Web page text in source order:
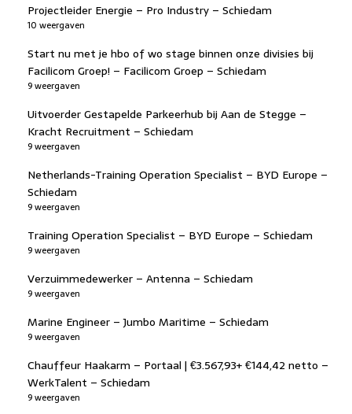
Projectleider Energie – Pro Industry – Schiedam
10 weergaven
Start nu met je hbo of wo stage binnen onze divisies bij
Facilicom Groep! – Facilicom Groep – Schiedam
9 weergaven
Uitvoerder Gestapelde Parkeerhub bij Aan de Stegge –
Kracht Recruitment – Schiedam
9 weergaven
Netherlands-Training Operation Specialist – BYD Europe –
Schiedam
9 weergaven
Training Operation Specialist – BYD Europe – Schiedam
9 weergaven
Verzuimmedewerker – Antenna – Schiedam
9 weergaven
Marine Engineer – Jumbo Maritime – Schiedam
9 weergaven
Chauffeur Haakarm – Portaal | €3.567,93+ €144,42 netto –
WerkTalent – Schiedam
9 weergaven